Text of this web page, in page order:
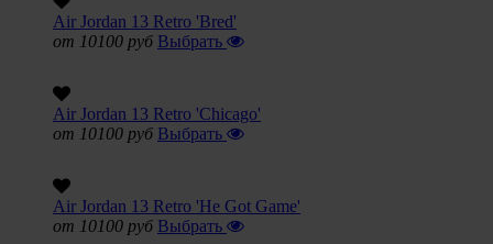
Air Jordan 13 Retro 'Bred'
от 10100 руб Выбрать
Air Jordan 13 Retro 'Chicago'
от 10100 руб Выбрать
Air Jordan 13 Retro 'He Got Game'
от 10100 руб Выбрать